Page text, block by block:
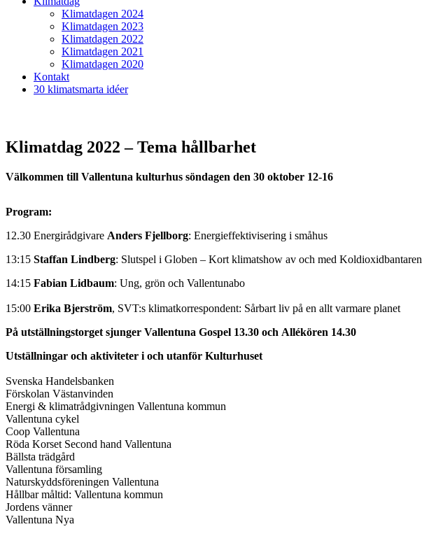
Klimatdagen 2024
Klimatdagen 2023
Klimatdagen 2022
Klimatdagen 2021
Klimatdagen 2020
Kontakt
30 klimatsmarta idéer
Klimatdag 2022 – Tema hållbarhet
Välkommen till Vallentuna kulturhus söndagen den 30 oktober 12-16
Program:
12.30 Energirådgivare Anders Fjellborg: Energieffektivisering i småhus
13:15 Staffan Lindberg: Slutspel i Globen – Kort klimatshow av och med Koldioxidbantaren
14:15 Fabian Lidbaum: Ung, grön och Vallentunabo
15:00 Erika Bjerström, SVT:s klimatkorrespondent: Sårbart liv på en allt varmare planet
På utställningstorget sjunger Vallentuna Gospel 13.30 och Allékören 14.30
Utställningar och aktiviteter i och utanför Kulturhuset
Svenska Handelsbanken
Förskolan Västanvinden
Energi & klimatrådgivningen Vallentuna kommun
Vallentuna cykel
Coop Vallentuna
Röda Korset Second hand Vallentuna
Bällsta trädgård
Vallentuna församling
Naturskyddsföreningen Vallentuna
Hållbar måltid: Vallentuna kommun
Jordens vänner
Vallentuna Nya